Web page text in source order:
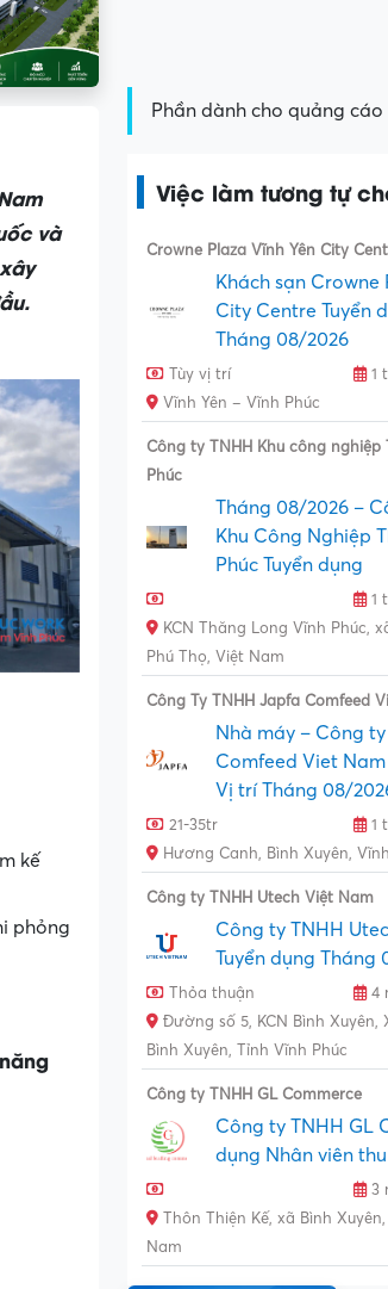
và
kế
phỏng
Phần dành cho quảng cáo
Việc làm tương tự
Crowne Plaza Vĩnh Yên City
Khách sạn Crowne
City Centre Tuyển
Tháng 08/2026
Tùy vị trí
1
Vĩnh Yên – Vĩnh Phúc
Công ty TNHH Khu công
Phúc
Tháng 08/2026 –
Khu Công Nghiệp
Phúc Tuyển dụng
1
KCN Thăng Long Vĩnh Phúc,
Phú Thọ, Việt Nam
Công Ty TNHH Japfa Comfeed
Nhà máy – Công
Comfeed Viet
Vị trí Tháng 08/
21-35tr
1
Hương Canh, Bình Xuyên,
Công ty TNHH Utech Việt Nam
Công ty TNHH
Tuyển dụng Tháng
Thỏa thuận
4
Đường số 5, KCN Bình Xuyên,
Bình Xuyên, Tỉnh Vĩnh Phúc
Công ty TNHH GL Commerce
Công ty TNHH GL
dụng Nhân viên
3
Thôn Thiện Kế, xã Bình
Nam